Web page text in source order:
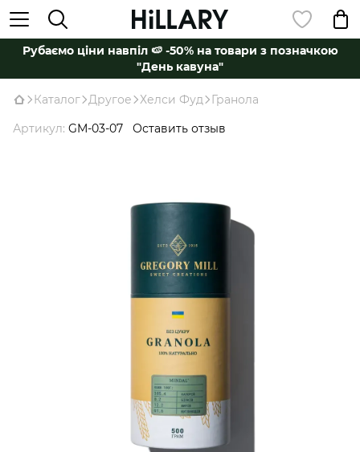
Рубаємо ціни навпіл 🍉 -50% на товари з позначкою
"День кавуна"
Каталог Другое Хелси Фуд
Гранола
Артикул: GM-03-07 Оставить отзыв